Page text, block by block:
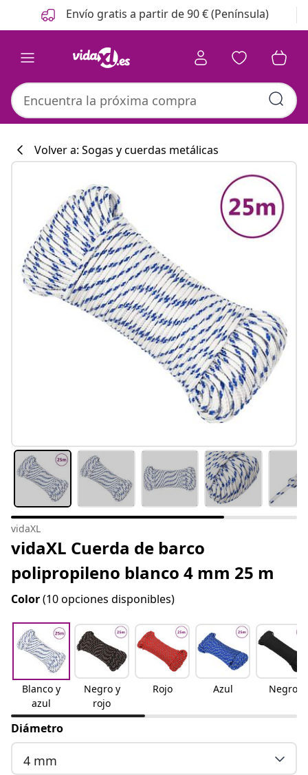
Anterior
Siguiente Envío gratis a partir de 90 € (Península)
#sharemevidaxl
Colección de
Volver a: Sogas y cuerdas metálicas
vidaXL
vidaXL Cuerda de barco
polipropileno blanco 4 mm 25 m
Color(10 opciones disponibles)
Blanco y
azul
Negro y
rojo
Rojo Azul Negro
Diámetro
4 mm